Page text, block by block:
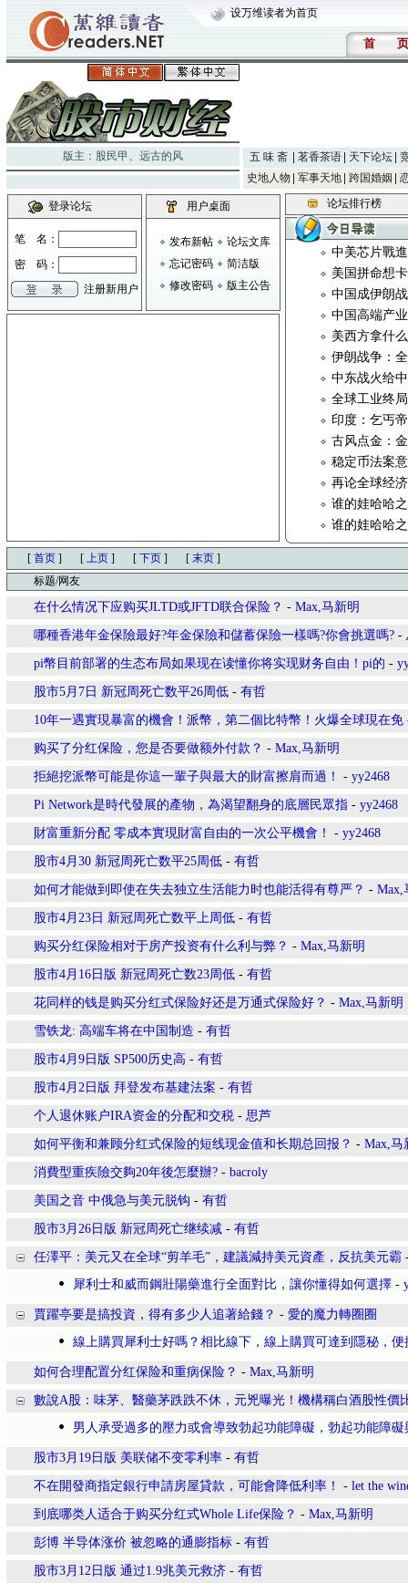
设万维读者为首页
首 页
版主： 股民甲 、 远古的风 五 味 斋 茗香茶语 天下论坛
史地人物
军事天地 跨国婚姻
登录论坛
笔 名：
密 码：
注册新用户
用户桌面
发布新帖
论坛文库
忘记密码
简洁版
修改密码
版主公告
论坛排行榜
中美芯片戰
美国拼命想
中国成伊朗
中国高端产
美西方拿什
伊朗战争：
中东战火给
全球工业终
印度：乞丐
古风点金：
稳定币法案
再论全球经
谁的娃哈哈
谁的娃哈哈
[ 首页 ] [ 上页 ] [ 下页 ] [ 末页 ]
标题/网友
在什么情况下应购买JLTD或JFTD联合保险？ - Max,马新明
哪種香港年金保險最好?年金保險和儲蓄保險一樣嗎?你會挑選嗎? -
pi幣目前部署的生态布局如果现在读懂你将实现财务自由！pi的 -
股市5月7日 新冠周死亡数平26周低 - 有哲
10年一遇實現暴富的機會！派幣，第二個比特幣！火爆全球現在免
购买了分红保险，您是否要做额外付款？ - Max,马新明
拒絕挖派幣可能是你這一輩子與最大的財富擦肩而過！ - yy2468
Pi Network是時代發展的產物，為渴望翻身的底層民眾指 - yy2468
財富重新分配 零成本實現財富自由的一次公平機會！ - yy2468
股市4月30 新冠周死亡数平25周低 - 有哲
如何才能做到即使在失去独立生活能力时也能活得有尊严？ - Max,
股市4月23日 新冠周死亡数平上周低 - 有哲
购买分红保险相对于房产投资有什么利与弊？ - Max,马新明
股市4月16日版 新冠周死亡数23周低 - 有哲
花同样的钱是购买分红式保险好还是万通式保险好？ - Max,马新明
雪铁龙: 高端车将在中国制造 - 有哲
股市4月9日版 SP500历史高 - 有哲
股市4月2日版 拜登发布基建法案 - 有哲
个人退休账户IRA资金的分配和交税 - 思芦
如何平衡和兼顾分红式保险的短线现金值和长期总回报？ - Max,马
消費型重疾險交夠20年後怎麼辦? - bacroly
美国之音 中俄急与美元脱钩 - 有哲
股市3月26日版 新冠周死亡继续减 - 有哲
任澤平：美元又在全球“剪羊毛”，建議減持美元資產，反抗美元霸
犀利士和威而鋼壯陽藥進行全面對比，讓你懂得如何選擇 -
賈躍亭要是搞投資，得有多少人追著給錢？ - 愛的魔力轉圈圈
線上購買犀利士好嗎？相比線下，線上購買可達到隱秘，便
如何合理配置分红保险和重病保险？ - Max,马新明
數說A股：味茅、醫藥茅跌跌不休，元兇曝光！機構稱白酒股性價
男人承受過多的壓力或會導致勃起功能障礙，勃起功能障礙
股市3月19日版 美联储不变零利率 - 有哲
不在開發商指定銀行申請房屋貸款，可能會降低利率！ - let the
到底哪类人适合于购买分红式Whole Life保险？ - Max,马新明
彭博 半导体涨价 被忽略的通膨指标 - 有哲
股市3月12日版 通过1.9兆美元救济 - 有哲